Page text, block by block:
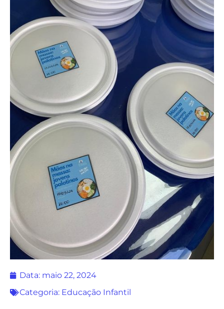
Data: maio 22, 2024
Categoria: Educação Infantil